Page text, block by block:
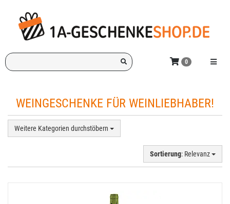
Hauptinhalt
springen
Ich
suche
Menü
0
WEINGESCHENKE FÜR WEINLIEBHABER!
Weitere Kategorien durchstöbern
Sortierung: Relevanz